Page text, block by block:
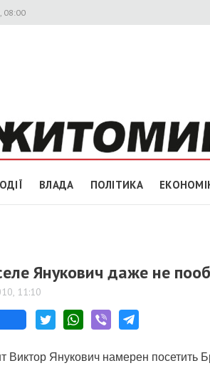
08:00
ВЛАДА ПОЛІТИКА
Янукович даже не
11:10
Виктор Янукович намерен посетить